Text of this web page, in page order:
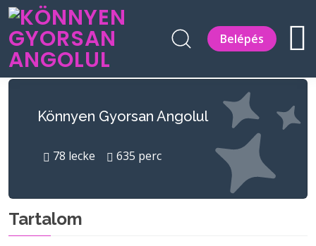
Belépés
Könnyen Gyorsan Angolul
78 lecke 635 perc
Tartalom